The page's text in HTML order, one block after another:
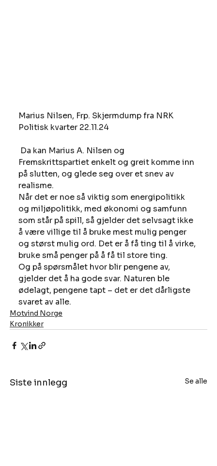
Marius Nilsen, Frp. Skjermdump fra NRK
Politisk kvarter 22.11.24
Fremskrittspartiet enkelt og greit komme inn
på slutten, og glede seg over et snev av
realisme.
Når det er noe så viktig som energipolitikk
og miljøpolitikk, med økonomi og samfunn
som står på spill, så gjelder det selvsagt ikke
å være villige til å bruke mest mulig penger
og størst mulig ord. Det er å få ting til å virke,
bruke små penger på å få til store ting.
Og på spørsmålet hvor blir pengene av,
gjelder det å ha gode svar. Naturen ble
ødelagt, pengene tapt – det er det dårligste
svaret av alle.
Motvind Norge
Kronikker
Siste innlegg Se alle